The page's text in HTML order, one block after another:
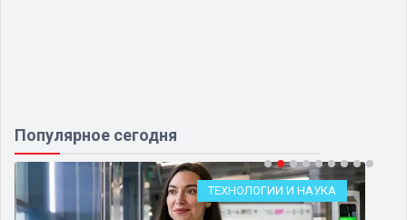
Популярное сегодня
ТЕХНОЛОГИИ И НАУКА